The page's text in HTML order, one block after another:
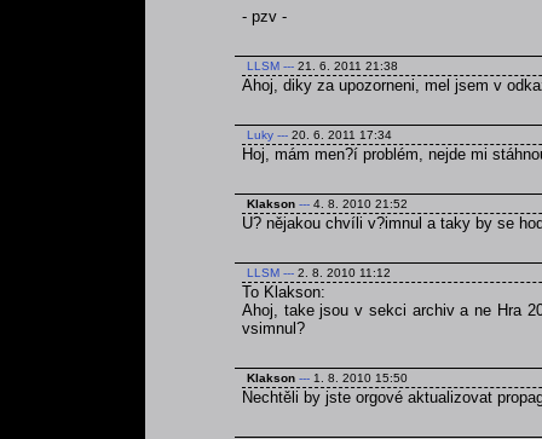
- pzv -
LLSM --- 21. 6. 2011 21:38
Ahoj, diky za upozorneni, mel jsem v
Luky --- 20. 6. 2011 17:34
Hoj, mám men?í problém, nejde mi
Klakson --- 4. 8. 2010 21:52
U? nějakou chvíli v?imnul a taky by se
LLSM --- 2. 8. 2010 11:12
To Klakson:
Ahoj, take jsou v sekci archiv a ne Hra
vsimnul?
Klakson --- 1. 8. 2010 15:50
Nechtěli by jste orgové aktualizovat